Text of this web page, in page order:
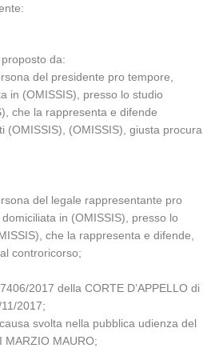
da:
del presidente pro tempore,
in (OMISSIS), presso lo studio
che la rappresenta e difende
(OMISSIS), (OMISSIS), giusta procura
del legale rappresentante pro
in (OMISSIS), presso lo
che la rappresenta e difende,
controricorso;
2017 della CORTE D’APPELLO di
2017;
svolta nella pubblica udienza del
MARZIO MAURO;